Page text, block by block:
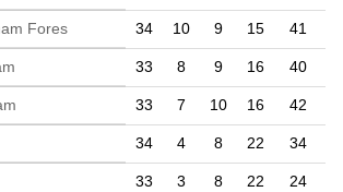
Fores 34 10 9 15 41
33 8 9 16 40
33 7 10 16 42
34 4 8 22 34
33 3 8 22 24